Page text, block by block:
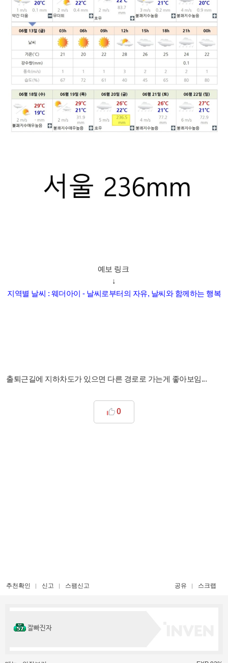
예보 링크
↓
지역별 날씨 : 웨더아이 - 날씨로부터의 자유, 날씨와 함께하는 행복
출퇴근길에 지하차도가 있으면 다른 경로로 가는게 좋아보임...
0
추천확인 신고 스팸신고 공유 스크랩
잘빠진자